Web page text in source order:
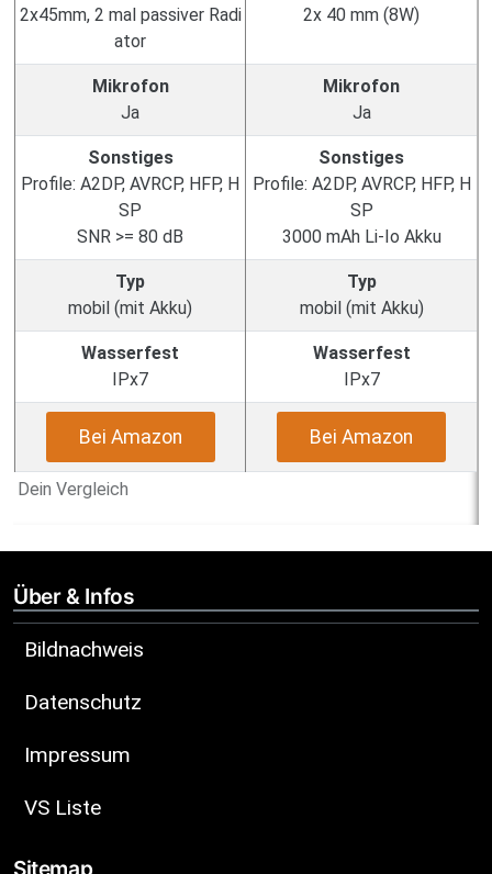
Dein Vergleich
2x45mm, 2 mal passiver Radi
ator
2x 40 mm (8W)
Mikrofon
Ja
Mikrofon
Ja
Sonstiges
Profile: A2DP, AVRCP, HFP, H
SP
SNR >= 80 dB
Sonstiges
Profile: A2DP, AVRCP, HFP, H
SP
3000 mAh Li-Io Akku
Typ
mobil (mit Akku)
Typ
mobil (mit Akku)
Wasserfest
IPx7
Wasserfest
IPx7
Bei Amazon Bei Amazon
Über & Infos
Bildnachweis
Datenschutz
Impressum
VS Liste
Sitemap